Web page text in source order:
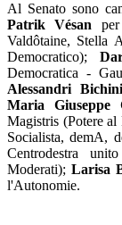
Al Senato sono
Patrik Vésan
Valdôtaine, Stella
Democratico);
Democratica -
Alessandri
Maria Giuseppe
Magistris (Potere
Socialista, demA,
Centrodestra
Moderati); Larisa
l'Autonomie.